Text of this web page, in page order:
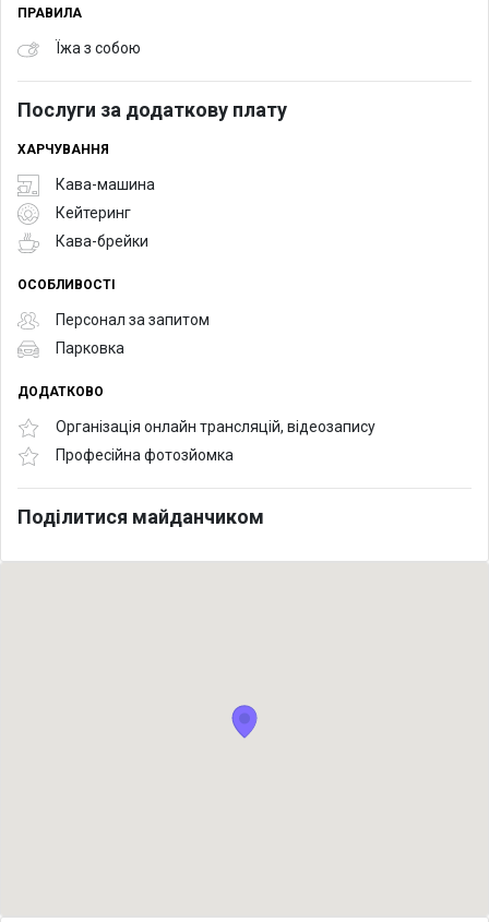
ПРАВИЛА
Їжа з собою
Послуги за додаткову плату
ХАРЧУВАННЯ
Кава-машина
Кейтеринг
Кава-брейки
ОСОБЛИВОСТІ
Персонал за запитом
Парковка
ДОДАТКОВО
Організація онлайн трансляцій, відеозапису
Професійна фотозйомка
Поділитися майданчиком